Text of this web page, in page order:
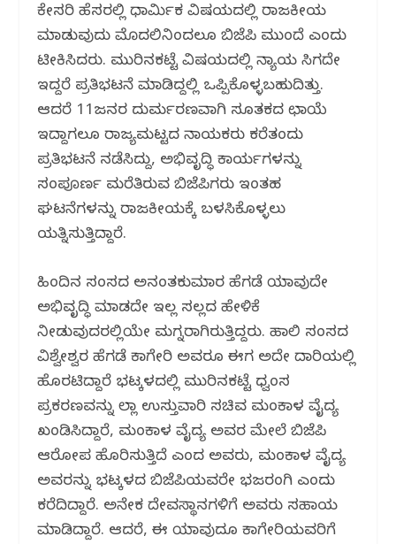
ಕೇಸರಿ ಹೆಸರಲ್ಲಿ ಧಾರ್ಮಿಕ ವಿಷಯದಲ್ಲಿ ರಾಜಕೀಯ
ಮಾಡುವುದು ಮೊದಲಿನಿಂದಲೂ ಬಿಜೆಪಿ ಮುಂದೆ ಎಂದು
ಟೀಕಿಸಿದರು. ಮುರಿನಕಟ್ಟೆ ವಿಷಯದಲ್ಲಿ ನ್ಯಾಯ ಸಿಗದೇ
ಇದ್ದರೆ ಪ್ರತಿಭಟನೆ ಮಾಡಿದ್ದಲ್ಲಿ ಒಪ್ಪಿಕೊಳ್ಳಬಹುದಿತ್ತು.
ಆದರೆ 11ಜನರ ದುರ್ಮರಣವಾಗಿ ಸೂತಕದ ಛಾಯೆ
ಇದ್ದಾಗಲೂ ರಾಜ್ಯಮಟ್ಟದ ನಾಯಕರು ಕರೆತಂದು
ಪ್ರತಿಭಟನೆ ನಡೆಸಿದ್ದು, ಅಭಿವೃದ್ಧಿ ಕಾರ್ಯಗಳನ್ನು
ಸಂಪೂರ್ಣ ಮರೆತಿರುವ ಬಿಜೆಪಿಗರು ಇಂತಹ
ಘಟನೆಗಳನ್ನು ರಾಜಕೀಯಕ್ಕೆ ಬಳಸಿಕೊಳ್ಳಲು
ಯತ್ನಿಸುತ್ತಿದ್ದಾರೆ.
ಹಿಂದಿನ ಸಂಸದ ಅನಂತಕುಮಾರ ಹೆಗಡೆ ಯಾವುದೇ
ಅಭಿವೃದ್ಧಿ ಮಾಡದೇ ಇಲ್ಲ ಸಲ್ಲದ ಹೇಳಿಕೆ
ನೀಡುವುದರಲ್ಲಿಯೇ ಮಗ್ನರಾಗಿರುತ್ತಿದ್ದರು. ಹಾಲಿ ಸಂಸದ
ವಿಶ್ವೇಶ್ವರ ಹೆಗಡೆ ಕಾಗೇರಿ ಅವರೂ ಈಗ ಅದೇ ದಾರಿಯಲ್ಲಿ
ಹೊರಟಿದ್ದಾರೆ ಭಟ್ಕಳದಲ್ಲಿ ಮುರಿನಕಟ್ಟೆ ಧ್ವಂಸ
ಪ್ರಕರಣವನ್ನು ಜಿಲ್ಲಾ ಉಸ್ತುವಾರಿ ಸಚಿವ ಮಂಕಾಳ ವೈದ್ಯ
ಖಂಡಿಸಿದ್ದಾರೆ, ಮಂಕಾಳ ವೈದ್ಯ ಅವರ ಮೇಲೆ ಬಿಜೆಪಿ
ಆರೋಪ ಹೊರಿಸುತ್ತಿದೆ ಎಂದ ಅವರು, ಮಂಕಾಳ ವೈದ್ಯ
ಅವರನ್ನು ಭಟ್ಕಳದ ಬಿಜೆಪಿಯವರೇ ಭಜರಂಗಿ ಎಂದು
ಕರೆದಿದ್ದಾರೆ. ಅನೇಕ ದೇವಸ್ಥಾನಗಳಿಗೆ ಅವರು ಸಹಾಯ
ಮಾಡಿದ್ದಾರೆ. ಆದರೆ, ಈ ಯಾವುದೂ ಕಾಗೇರಿಯವರಿಗೆ